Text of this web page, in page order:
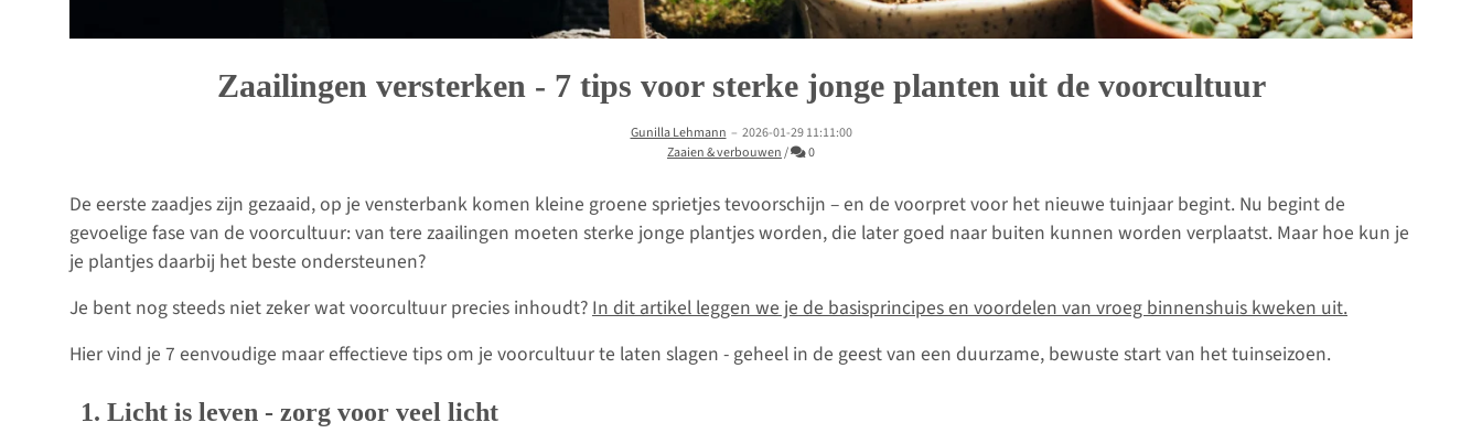
Zaailingen versterken - 7 tips voor sterke jonge planten uit de voorcultuur
Gunilla Lehmann– 2026-01-29 11:11:00
Zaaien & verbouwen/ Commentaren
0
De eerste zaadjes zijn gezaaid, op je vensterbank komen kleine groene sprietjes tevoorschijn – en de voorpret voor het nieuwe tuinjaar begint. Nu begint de
gevoelige fase van de voorcultuur: van tere zaailingen moeten sterke jonge plantjes worden, die later goed naar buiten kunnen worden verplaatst. Maar hoe kun je
je plantjes daarbij het beste ondersteunen?
Je bent nog steeds niet zeker wat voorcultuur precies inhoudt?In dit artikel leggen we je de basisprincipes en voordelen van vroeg binnenshuis kweken uit.
Hier vind je 7 eenvoudige maar effectieve tips om je voorcultuur te laten slagen - geheel in de geest van een duurzame, bewuste start van het tuinseizoen.
1. Licht is leven - zorg voor veel licht